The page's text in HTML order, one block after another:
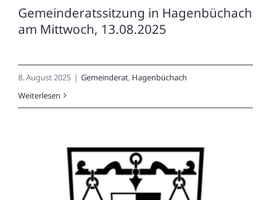
Gemeinderatssitzung in Hagenbüchach
am Mittwoch, 13.08.2025
8. August 2025 | Gemeinderat, Hagenbüchach
Weiterlesen